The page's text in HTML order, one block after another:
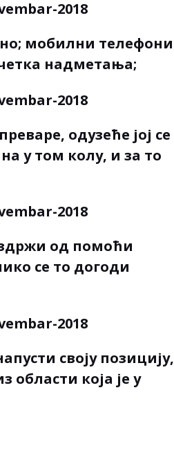
мобилни телефони
надметања;
одузеће јој се
у том колу, и за то
од помоћи
се то догоди
своју позицију,
која је у